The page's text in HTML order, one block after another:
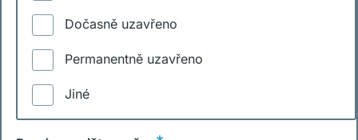
Dočasně uzavřeno
Permanentně uzavřeno
Jiné